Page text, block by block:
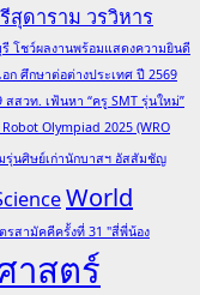
สุดาราม วรวิหาร
โชว์ผลงานพร้อมแสดงความยินดี
ก ศึกษาต่อต่างประเทศ ปี 2569
สวท. เฟ้นหา “ครู SMT รุ่นใหม่”
Olympiad 2025 (WRO
รุ่นศิษย์เก่านักบาสฯ อัสสัมชัญ
World
รสามัคคีครั้งที่ 31 "สี่พี่น้อง
าสตร์